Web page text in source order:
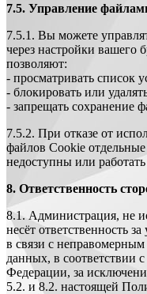
7.5. Управление
7.5.1. Вы можете
через настройки вашего
позволяют:
- просматривать список
- блокировать или
- запрещать сохранение
7.5.2. При отказе от
файлов Cookie
недоступны или
8. Ответственность
8.1. Администрация, не
несёт ответственность
в связи с
данных, в соответствии
Федерации, за
5.2. и 8.2. настоящей